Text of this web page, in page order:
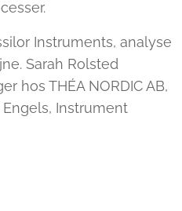
Instruments, analyse
Sarah Rolsted
hos THÉA NORDIC AB,
Instrument